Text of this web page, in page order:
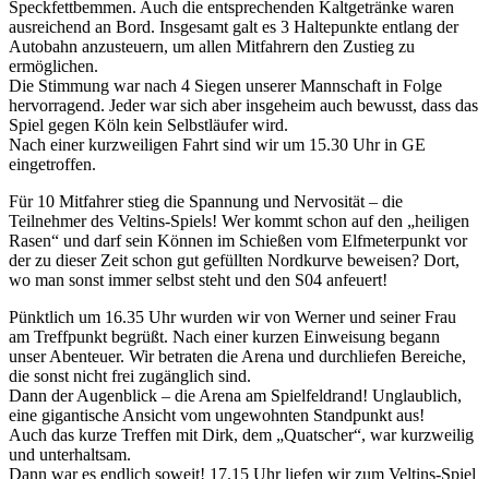
Speckfettbemmen. Auch die entsprechenden Kaltgetränke waren
ausreichend an Bord. Insgesamt galt es 3 Haltepunkte entlang der
Autobahn anzusteuern, um allen Mitfahrern den Zustieg zu
ermöglichen.
Die Stimmung war nach 4 Siegen unserer Mannschaft in Folge
hervorragend. Jeder war sich aber insgeheim auch bewusst, dass das
Spiel gegen Köln kein Selbstläufer wird.
Nach einer kurzweiligen Fahrt sind wir um 15.30 Uhr in GE
eingetroffen.
Für 10 Mitfahrer stieg die Spannung und Nervosität – die
Teilnehmer des Veltins-Spiels! Wer kommt schon auf den „heiligen
Rasen“ und darf sein Können im Schießen vom Elfmeterpunkt vor
der zu dieser Zeit schon gut gefüllten Nordkurve beweisen? Dort,
wo man sonst immer selbst steht und den S04 anfeuert!
Pünktlich um 16.35 Uhr wurden wir von Werner und seiner Frau
am Treffpunkt begrüßt. Nach einer kurzen Einweisung begann
unser Abenteuer. Wir betraten die Arena und durchliefen Bereiche,
die sonst nicht frei zugänglich sind.
Dann der Augenblick – die Arena am Spielfeldrand! Unglaublich,
eine gigantische Ansicht vom ungewohnten Standpunkt aus!
Auch das kurze Treffen mit Dirk, dem „Quatscher“, war kurzweilig
und unterhaltsam.
Dann war es endlich soweit! 17.15 Uhr liefen wir zum Veltins-Spiel